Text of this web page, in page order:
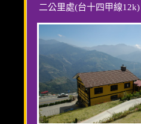
二公里處(台十四甲線12k)